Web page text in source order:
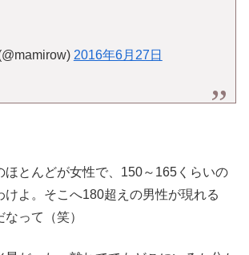
2016年6月27日
ほとんどが女性で、150～165くらいの
けよ。そこへ180超えの男性が現れる
って（笑）